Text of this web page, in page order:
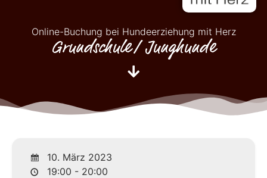
Online-Buchung bei Hundeerziehung mit Herz
Grundschule/ Junghunde
10. März 2023
19:00 - 20:00